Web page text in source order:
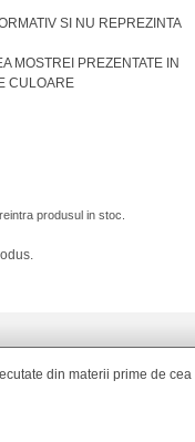
SI NU REPREZINTA
MOSTREI PREZENTATE IN
CULOARE
produsul in stoc.
din materii prime de cea